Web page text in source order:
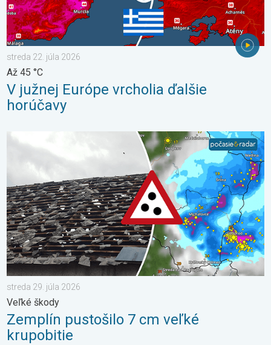
streda 22. júla 2026
Až 45 °C
V južnej Európe vrcholia ďalšie
horúčavy
Zemplín pustošilo 7 cm veľké krupobitie. Veľké škody. . .
streda 29. júla 2026
Veľké škody
Zemplín pustošilo 7 cm veľké
krupobitie